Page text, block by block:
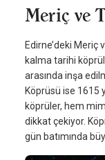
Meriç ve
Edirne’deki Meriç
kalma tarihi
arasında inşa
Köprüsü ise 1615
köprüler, hem
dikkat çekiyor.
gün batımında